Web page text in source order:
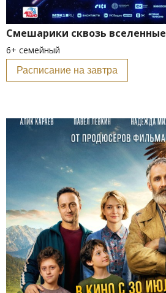
Смешарики сквозь вселенные
6+ семейный
Расписание на завтра